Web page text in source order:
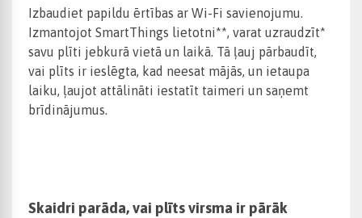
Izbaudiet papildu ērtības ar Wi-Fi savienojumu.
Izmantojot SmartThings lietotni**, varat uzraudzīt*
savu plīti jebkurā vietā un laikā. Tā ļauj pārbaudīt,
vai plīts ir ieslēgta, kad neesat mājās, un ietaupa
laiku, ļaujot attālināti iestatīt taimeri un saņemt
brīdinājumus.
Skaidri parāda, vai plīts virsma ir pārāk